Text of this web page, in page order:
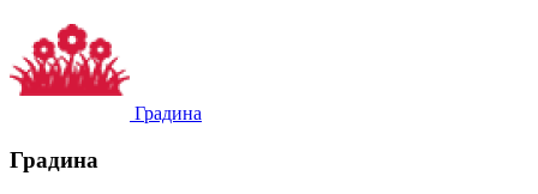
Градина
Градина